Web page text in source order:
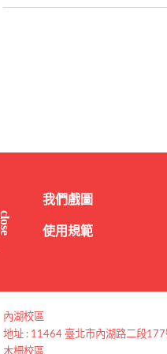
close
我們戲圖
使用規範
內湖校區
地址 : 11464 臺北市內湖路二段